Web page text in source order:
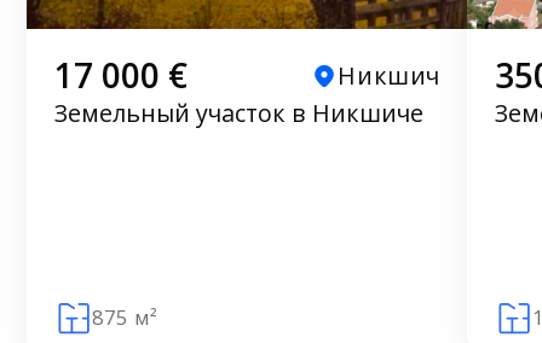
17 000 €
Никшич
Земельный участок в Никшиче
875 м²